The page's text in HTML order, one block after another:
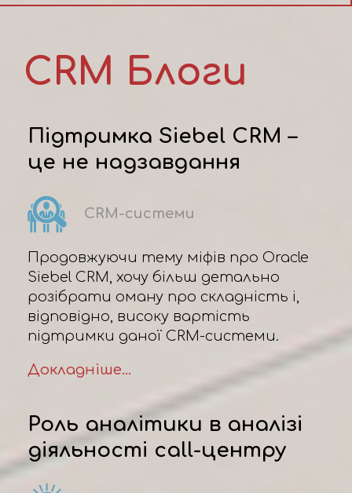
CRM Блоги
Підтримка Siebel CRM –
це не надзавдання
CRM-системи
Продовжуючи тему міфів про Oracle
Siebel CRM, хочу більш детально
розібрати оману про складність і,
відповідно, високу вартість
підтримки даної CRM-системи.
Докладніше...
Роль аналітики в аналізі
діяльності call-центру